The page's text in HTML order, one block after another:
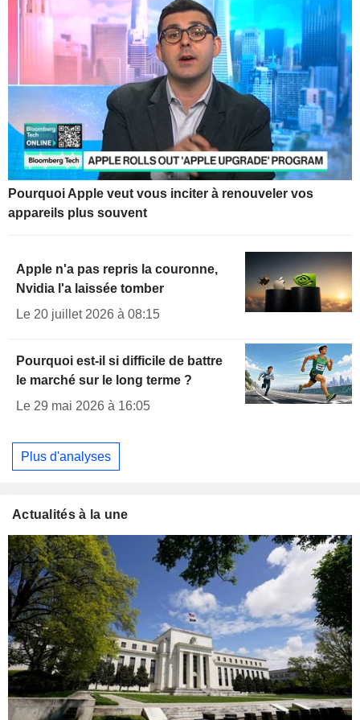
Pourquoi Apple veut vous inciter à renouveler vos
appareils plus souvent
Apple n'a pas repris la couronne,
Nvidia l'a laissée tomber
Le 20 juillet 2026 à 08:15
Pourquoi est-il si difficile de battre
le marché sur le long terme ?
Le 29 mai 2026 à 16:05
Plus d'analyses
Actualités à la une